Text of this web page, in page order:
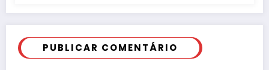
PUBLICAR COMENTÁRIO